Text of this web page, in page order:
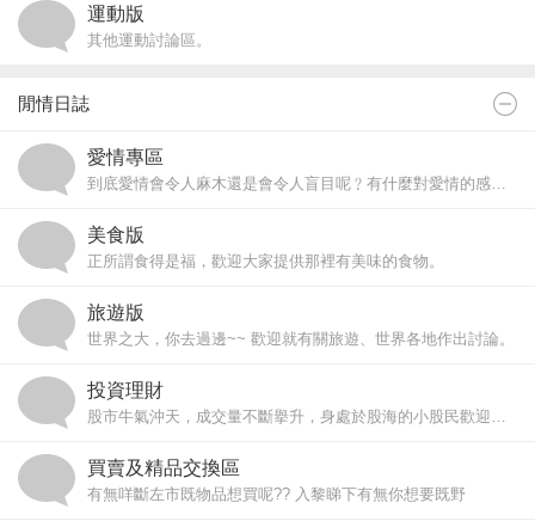
運動版
其他運動討論區。
閒情日誌
愛情專區
到底愛情會令人麻木還是會令人盲目呢﹖有什麼對愛情的感覺想抒發或是遇到什麼感情煩惱請到內裡和大家分享。
美食版
正所謂食得是福，歡迎大家提供那裡有美味的食物。
旅遊版
世界之大，你去過邊~~ 歡迎就有關旅遊、世界各地作出討論。
投資理財
股市牛氣沖天，成交量不斷擧升，身處於股海的小股民歡迎討論一下股票經或任何投資理財的話題。
買賣及精品交換區
有無咩斷左市既物品想買呢?? 入黎睇下有無你想要既野